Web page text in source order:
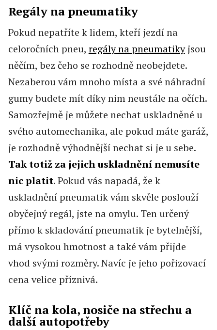
Regály na pneumatiky
Pokud nepatříte k lidem, kteří jezdí na
celoročních pneu, regály na pneumatikyjsou
něčím, bez čeho se rozhodně neobejdete.
Nezaberou vám mnoho místa a své náhradní
gumy budete mít díky nim neustále na očích.
Samozřejmě je můžete nechat uskladněné u
svého automechanika, ale pokud máte garáž,
je rozhodně výhodnější nechat si je u sebe.
Tak totiž za jejich uskladnění nemusíte
nic platit. Pokud vás napadá, že k
uskladnění pneumatik vám skvěle poslouží
obyčejný regál, jste na omylu. Ten určený
přímo k skladování pneumatik je bytelnější,
má vysokou hmotnost a také vám přijde
vhod svými rozměry. Navíc je jeho pořizovací
cena velice příznivá.
Klíč na kola, nosiče na střechu a
další autopotřeby